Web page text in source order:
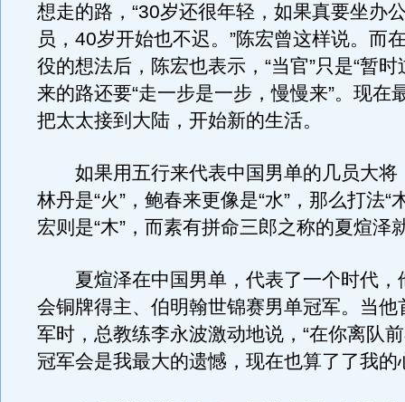
想走的路，“30岁还很年轻，如果真要坐办
员，40岁开始也不迟。”陈宏曾这样说。而
役的想法后，陈宏也表示，“当官”只是“暂时
来的路还要“走一步是一步，慢慢来”。现在
把太太接到大陆，开始新的生活。
如果用五行来代表中国男单的几员大将
林丹是“火”，鲍春来更像是“水”，那么打法“
宏则是“木”，而素有拼命三郎之称的夏煊泽
夏煊泽在中国男单，代表了一个时代，
会铜牌得主、伯明翰世锦赛男单冠军。当他
军时，总教练李永波激动地说，“在你离队
冠军会是我最大的遗憾，现在也算了了我的